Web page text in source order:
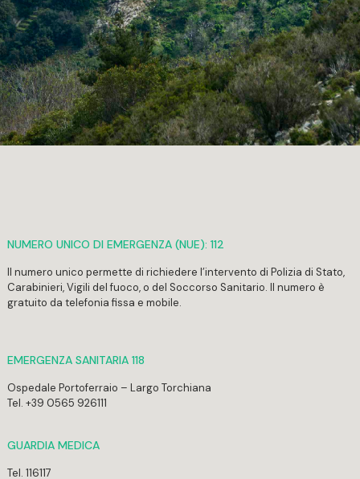
NUMERO UNICO DI EMERGENZA (NUE): 112
Il numero unico permette di richiedere l’intervento di Polizia di Stato,
Carabinieri, Vigili del fuoco, o del Soccorso Sanitario. Il numero è
gratuito da telefonia fissa e mobile.
EMERGENZA SANITARIA 118
Ospedale Portoferraio – Largo Torchiana
Tel. +39 0565 926111
GUARDIA MEDICA
Tel. 116117